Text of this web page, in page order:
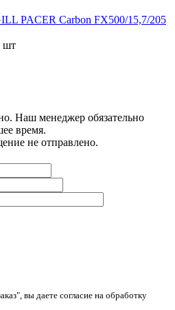
PACER Carbon FX500/15,7/205
шт
Наш менеджер обязательно
время.
не отправлено.
вы даете согласие на обработку